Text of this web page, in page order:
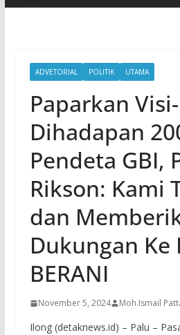
ADVETORIAL POLITIK UTAMA
Paparkan
Dihadapan
Pendeta GBI,
Rikson: Kami
dan
Dukungan Ke
BERANI
November 5, 2024 Moh.Ismail
Ilong (detaknews.id) – Palu –